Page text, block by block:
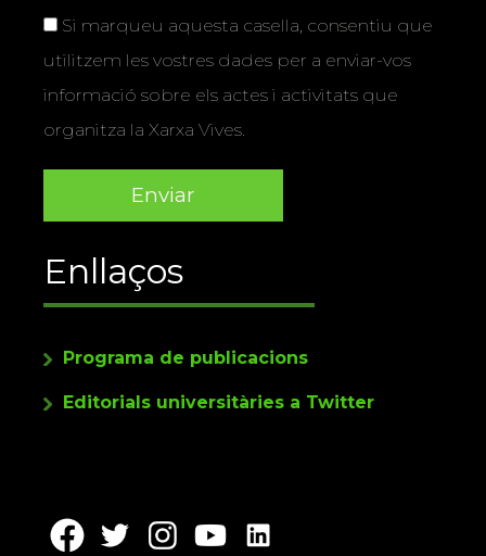
Si marqueu aquesta casella, consentiu que
utilitzem les vostres dades per a enviar-vos
informació sobre els actes i activitats que
organitza la Xarxa Vives.
Enllaços
Programa de publicacions
Editorials universitàries a Twitter